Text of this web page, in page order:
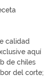
calidad
aquí
de chiles
del corte;